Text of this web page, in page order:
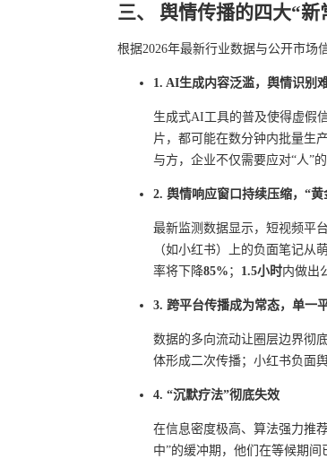
三、 舆情传播的四大“新
根据2026年最新行业数据与公开市场
1. AI生成内容泛滥，舆情识别
生成式AI工具的普及使得虚假
片，都可能在数分钟内批量生
与方，企业不仅需要应对“人”
2. 舆情响应窗口持续压缩，“
最新监测数据显示，短视频平
（如小红书）上的负面笔记从
率将下降85% ； 1.5小时内做出
3. 跨平台传播成为常态，单一
数据的多向流动让圈层边界彻
体形成二次传播；小红书负面
4. “沉默疗法”彻底失效
在信息密度极高、算法强力推
中”的缓冲期，他们在等候期间